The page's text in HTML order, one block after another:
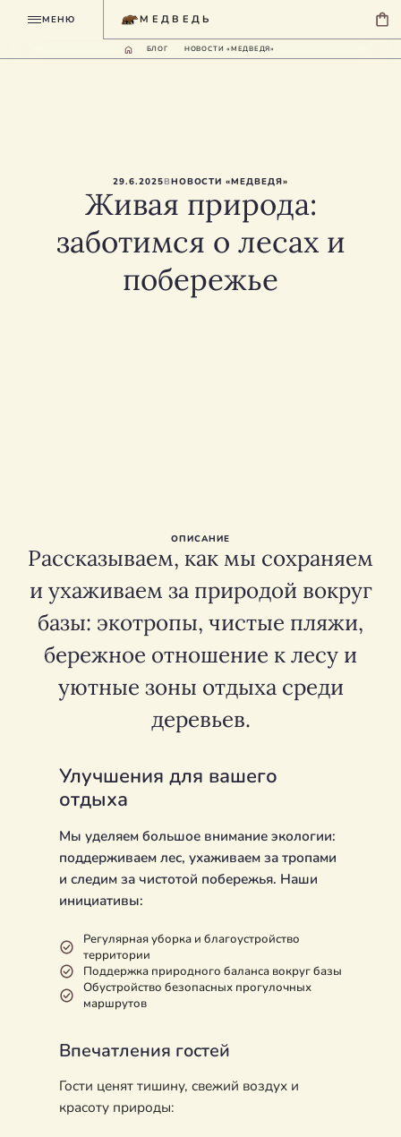
МЕНЮ МЕДВЕДЬ
БЛОГ НОВОСТИ «МЕДВЕДЯ»
29.6.2025ВНОВОСТИ «МЕДВЕДЯ»
Живая природа:
заботимся о лесах и
побережье
ОПИСАНИЕ
Рассказываем, как мы сохраняем
и ухаживаем за природой вокруг
базы: экотропы, чистые пляжи,
бережное отношение к лесу и
уютные зоны отдыха среди
деревьев.
Улучшения для вашего
отдыха
Мы уделяем большое внимание экологии:
поддерживаем лес, ухаживаем за тропами
и следим за чистотой побережья. Наши
инициативы:
Регулярная уборка и благоустройство
территории
Поддержка природного баланса вокруг базы
Обустройство безопасных прогулочных
маршрутов
Впечатления гостей
Гости ценят тишину, свежий воздух и
красоту природы: